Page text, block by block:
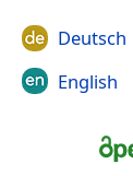
Deutsch
English